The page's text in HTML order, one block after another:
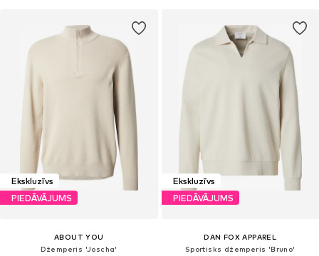
Ekskluzīvs
PIEDĀVĀJUMS
ABOUT YOU
Džemperis 'Joscha'
Ekskluzīvs
PIEDĀVĀJUMS
DAN FOX APPAREL
Sportisks džemperis 'Bruno'